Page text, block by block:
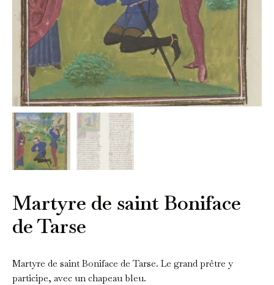
Martyre de saint Boniface
de Tarse
Martyre de saint Boniface de Tarse. Le grand prêtre y
participe, avec un chapeau bleu.